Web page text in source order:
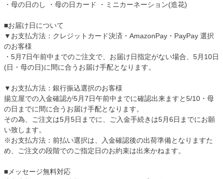
・母の日のし ・母の日カード ・ミニカーネーション(造花)
■お届け日について
▼お支払方法：クレジットカード決済・AmazonPay・PayPay 選択
のお客様
・5月7日午前中までのご注文で、お届け日指定がない場合、5月10日
(日・母の日)に間に合うお届け手配となります。
▼お支払方法：銀行振込選択のお客様
揚立屋での入金確認が5月7日午前中までに確認出来ますと5/10・母
の日までに間に合うお届け手配となります。
その為、ご注文は5月5日までに、ご入金手続きは5月6日までにお願
い致します。
※お支払方法：前払い選択は、入金確認後の出荷準備となりますた
め、ご注文の段階でのご指定日のお約束は出来かねます。
■メッセージ無料対応